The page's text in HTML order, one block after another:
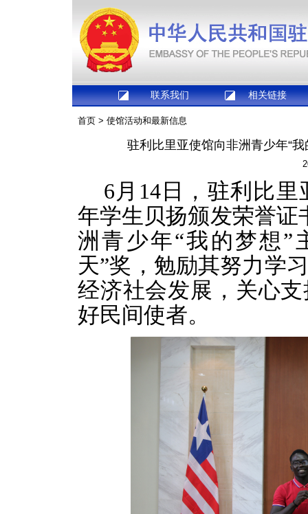
联系我们 相关链接
首页 > 使馆活动和最新信息
驻利比里亚使馆向非洲青少年“
6月14日，驻利比
年学生贝扬颁发荣誉证
洲青少年“我的梦想”
天”奖，勉励其努力学
经济社会发展，关心
好民间使者。